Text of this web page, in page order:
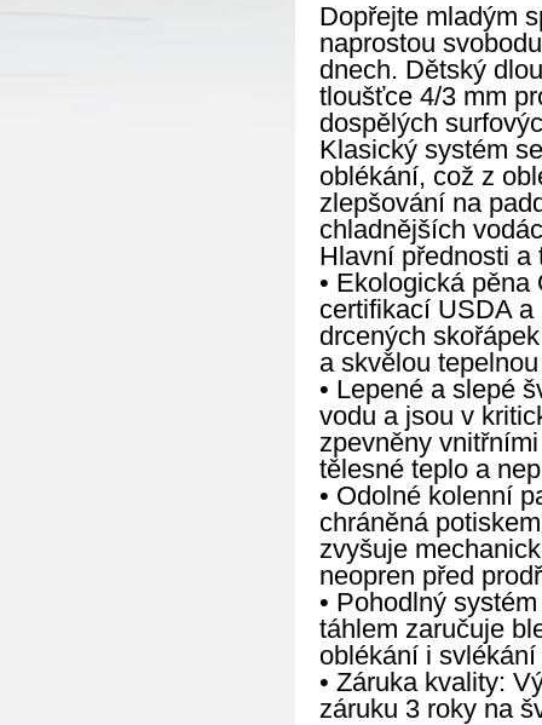
Dopřejte mladým
naprostou
dnech. Dětský
tloušťce 4/3 mm
dospělých
Klasický systém
oblékání, což z
zlepšování na
chladnějších
Hlavní přednosti a
• Ekologická
certifikací USDA
drcených
a skvělou
• Lepené a slepé
vodu a jsou v
zpevněny
tělesné teplo a
• Odolné kolenní
chráněná
zvyšuje
neopren před
• Pohodlný
táhlem zaručuje
oblékání i
• Záruka kvality:
záruku 3 roky na